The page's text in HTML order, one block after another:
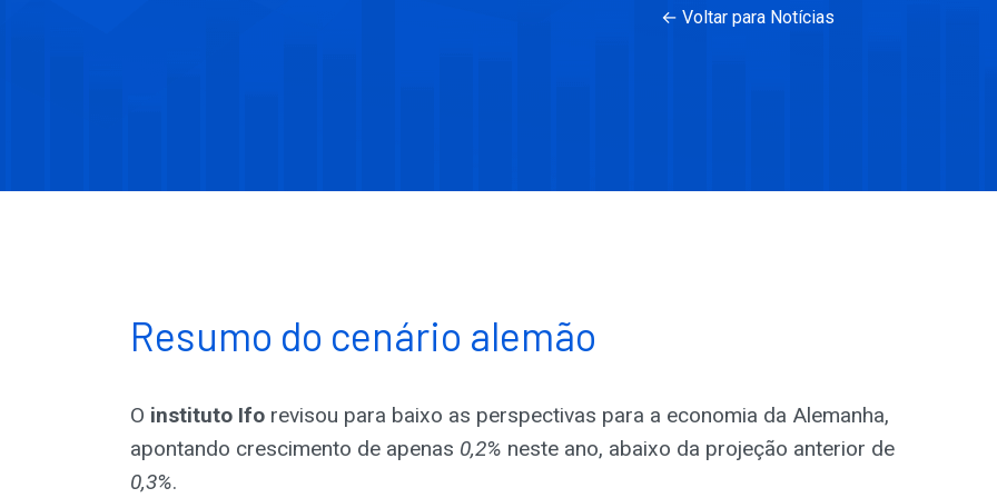
← Voltar para Notícias
Resumo do cenário alemão
O instituto Ifo revisou para baixo as perspectivas para a economia da Alemanha,
apontando crescimento de apenas 0,2% neste ano, abaixo da projeção anterior de
0,3%.